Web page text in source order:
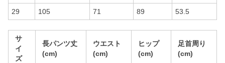
29 105 71 89 53.5
サ
イ
ズ
長パンツ丈
(cm)
ウエスト
(cm)
ヒップ
(cm)
足首周り
(cm)